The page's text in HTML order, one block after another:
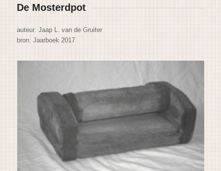
De Mosterdpot
auteur: Jaap L. van de Gruiter
bron: Jaarboek 2017